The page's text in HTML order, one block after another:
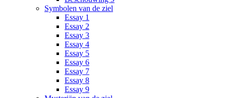
Symbolen van de ziel
Essay 1
Essay 2
Essay 3
Essay 4
Essay 5
Essay 6
Essay 7
Essay 8
Essay 9